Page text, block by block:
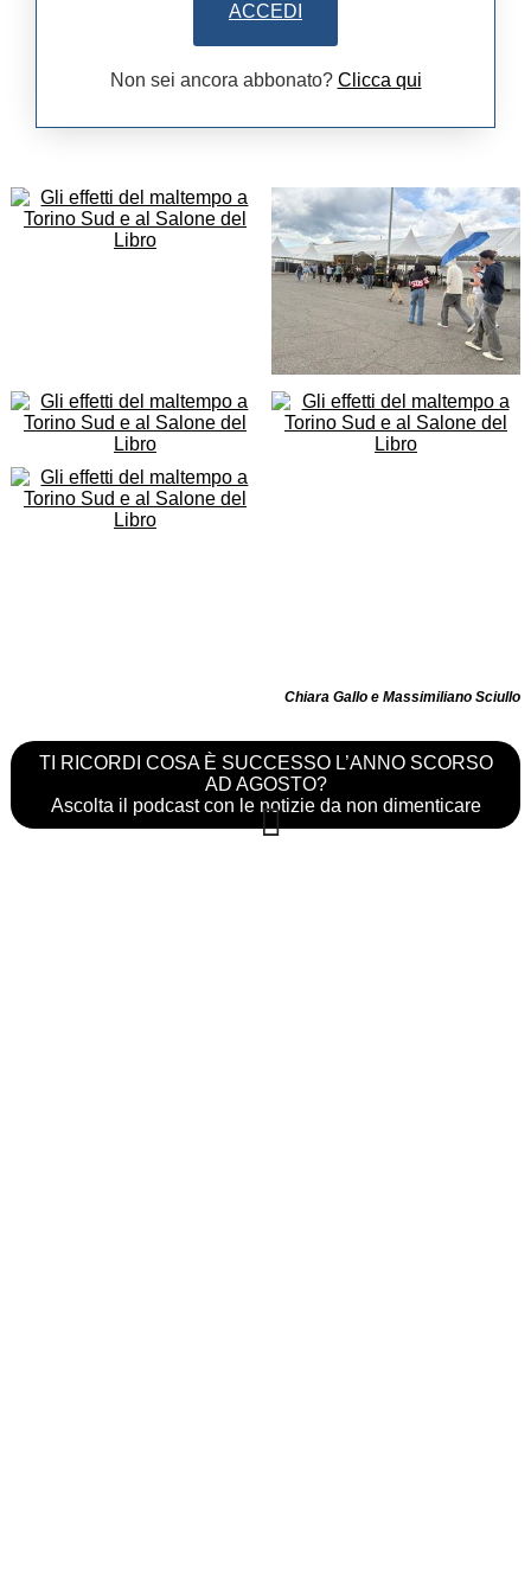
ACCEDI
Non sei ancora abbonato? Clicca qui
Chiara Gallo e Massimiliano Sciullo
TI RICORDI COSA È SUCCESSO L’ANNO SCORSO
AD AGOSTO?
Ascolta il podcast con le notizie da non dimenticare